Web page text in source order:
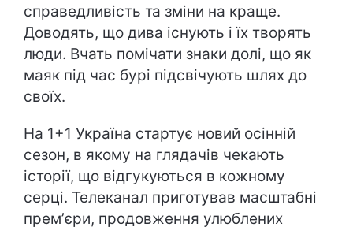
справедливість та зміни на краще.
Доводять, що дива існують і їх творять
люди. Вчать помічати знаки долі, що як
маяк під час бурі підсвічують шлях до
своїх.
На 1+1 Україна стартує новий осінній
сезон, в якому на глядачів чекають
історії, що відгукуються в кожному
серці. Телеканал приготував масштабні
премʼєри, продовження улюблених